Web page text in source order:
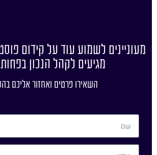
מעוניינים לשמוע עוד על קידום
מגיעים לקהל הנכון
השאירו פרטים ואחזור אליכם